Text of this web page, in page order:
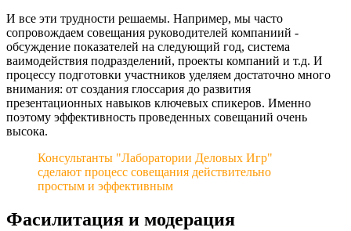
И все эти трудности решаемы. Например, мы часто
сопровождаем совещания руководителей компаниий -
обсуждение показателей на следующий год, система
ваимодействия подразделений, проекты компаний и т.д. И
процессу подготовки участников уделяем достаточно много
внимания: от создания глоссария до развития
презентационных навыков ключевых спикеров. Именно
поэтому эффективность проведенных совещаний очень
высока.
Консультанты "Лаборатории Деловых Игр"
сделают процесс совещания действительно
простым и эффективным
Фасилитация и модерация